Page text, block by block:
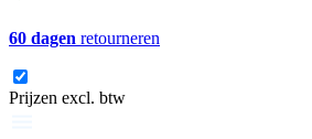
60 dagen retourneren
Prijzen excl. btw